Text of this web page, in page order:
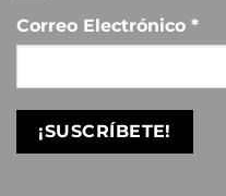
Correo Electrónico *